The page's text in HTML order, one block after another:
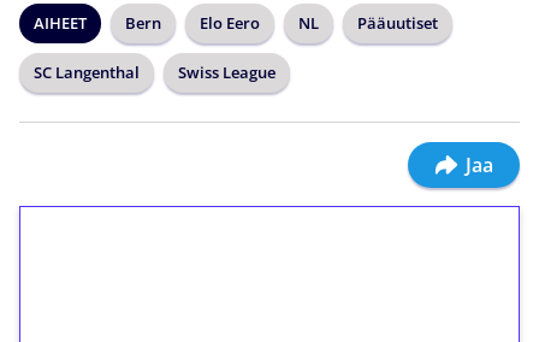
AIHEET Bern Elo Eero NL Pääuutiset
SC Langenthal Swiss League
Jaa